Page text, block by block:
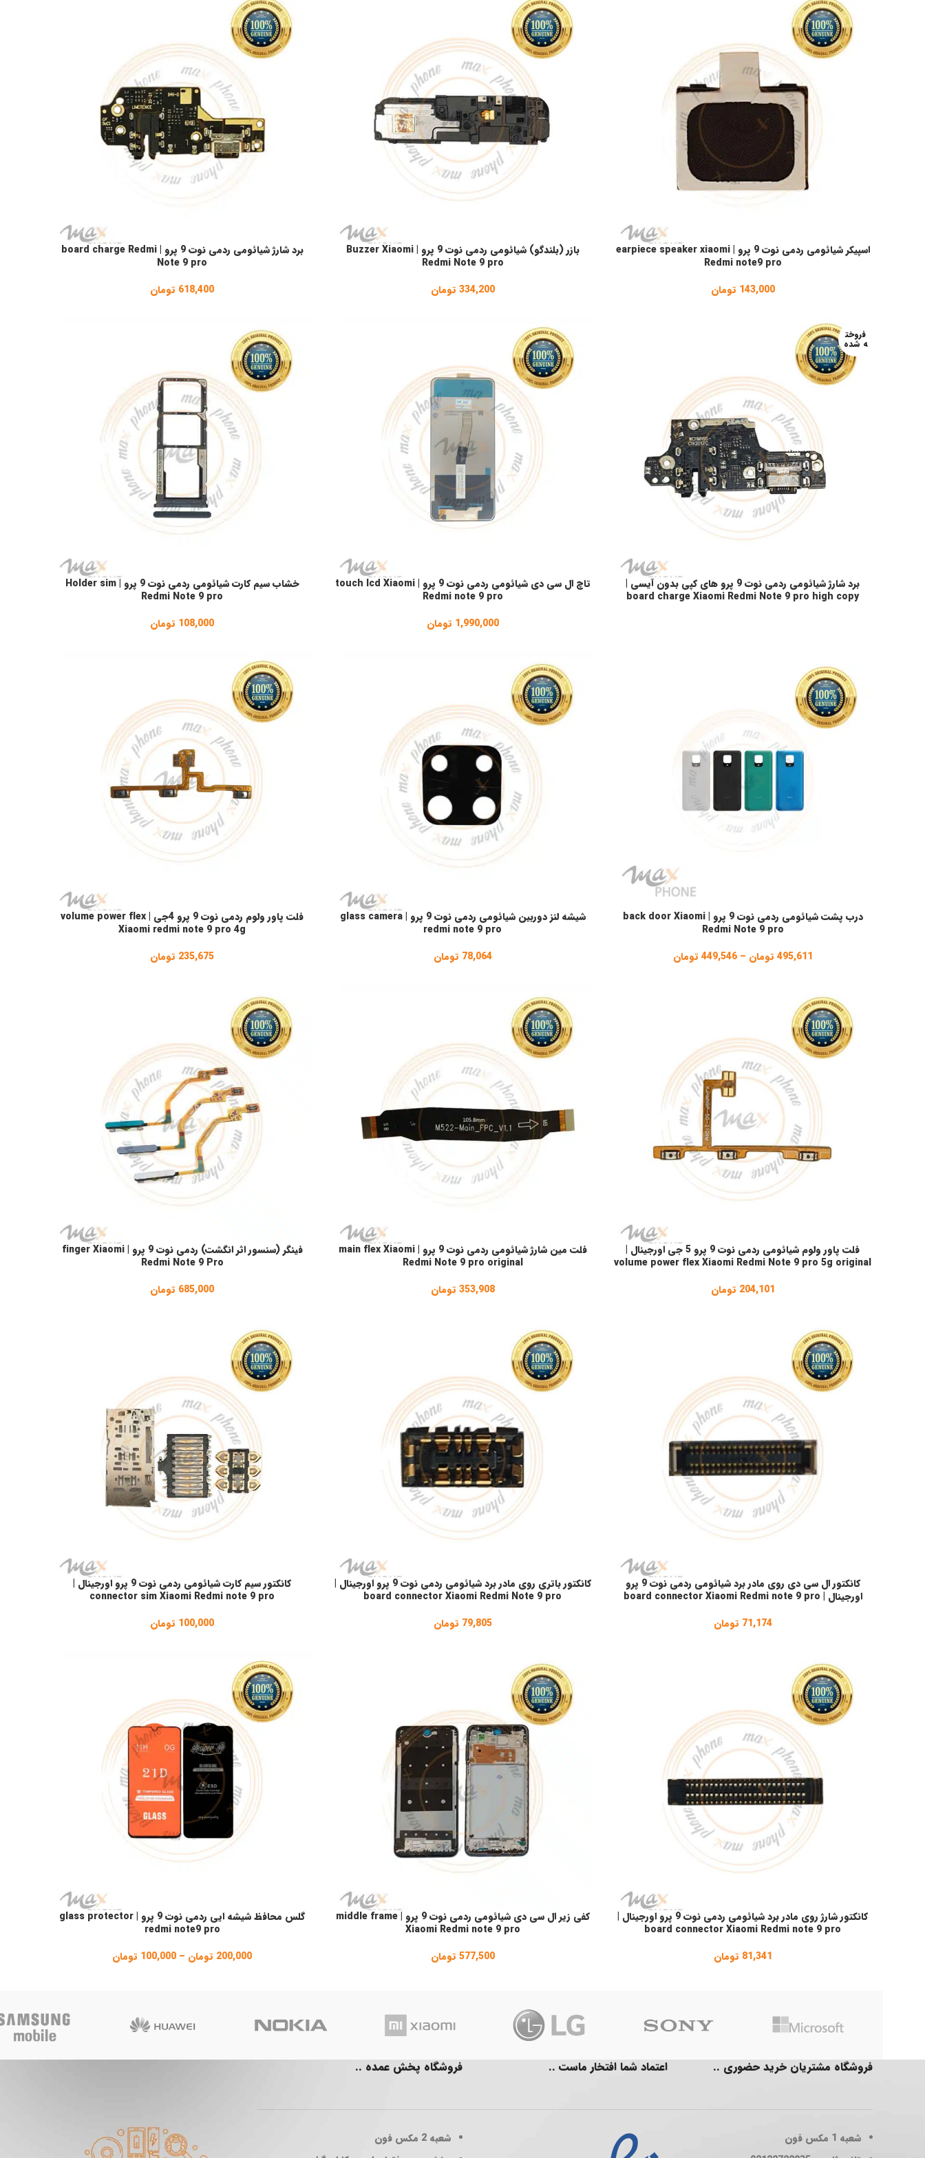
افزودن به سبد خرید
اسپیکر شیائومی ردمی نوت 9 پرو | earpiece speaker xiaomi
Redmi note9 pro
143,000 تومان
افزودن به سبد خرید
بازر (بلندگو) شیائومی ردمی نوت 9 پرو | Buzzer Xiaomi
Redmi Note 9 pro
334,200 تومان
افزودن به سبد خرید
برد شارژ شیائومی ردمی نوت 9 پرو | board charge Redmi
Note 9 pro
618,400 تومان
فروخت
ه شده
اطلاعات بیشتر
برد شارژ شیائومی ردمی نوت 9 پرو های کپی بدون آیسی |
board charge Xiaomi Redmi Note 9 pro high copy
انتخاب گزینه ها
تاچ ال سی دی شیائومی ردمی نوت 9 پرو | touch lcd Xiaomi
Redmi note 9 pro
1,990,000 تومان
انتخاب گزینه ها
خشاب سیم کارت شیائومی ردمی نوت 9 پرو | Holder sim
Redmi Note 9 pro
108,000 تومان
انتخاب گزینه ها
درب پشت شیائومی ردمی نوت 9 پرو | back door Xiaomi
Redmi Note 9 pro
495,611 تومان –
449,546 تومان
افزودن به سبد خرید
شیشه لنز دوربین شیائومی ردمی نوت 9 پرو | glass camera
redmi note 9 pro
78,064 تومان
افزودن به سبد خرید
فلت پاور ولوم ردمی نوت 9 پرو 4جی | volume power flex
Xiaomi redmi note 9 pro 4g
235,675 تومان
افزودن به سبد خرید
فلت پاور ولوم شیائومی ردمی نوت 9 پرو 5 جی اورجینال |
volume power flex Xiaomi Redmi Note 9 pro 5g original
204,101 تومان
افزودن به سبد خرید
فلت مین شارژ شیائومی ردمی نوت 9 پرو | main flex Xiaomi
Redmi Note 9 pro original
353,908 تومان
انتخاب گزینه ها
فینگر (سنسور اثر انگشت) ردمی نوت 9 پرو | finger Xiaomi
Redmi Note 9 Pro
685,000 تومان
افزودن به سبد خرید
کانکتور ال سی دی روی مادر برد شیائومی ردمی نوت 9 پرو
اورجینال | board connector Xiaomi Redmi note 9 pro
71,174 تومان
افزودن به سبد خرید
کانکتور باتری روی مادر برد شیائومی ردمی نوت 9 پرو اورجینال |
board connector Xiaomi Redmi Note 9 pro
79,805 تومان
افزودن به سبد خرید
کانکتور سیم کارت شیائومی ردمی نوت 9 پرو اورجینال |
connector sim Xiaomi Redmi note 9 pro
100,000 تومان
افزودن به سبد خرید
کانکتور شارژ روی مادر برد شیائومی ردمی نوت 9 پرو اورجینال |
board connector Xiaomi Redmi note 9 pro
81,341 تومان
انتخاب گزینه ها
کفی زیر ال سی دی شیائومی ردمی نوت 9 پرو | middle frame
Xiaomi Redmi note 9 pro
577,500 تومان
انتخاب گزینه ها
گلس محافظ شیشه ایی ردمی نوت 9 پرو | glass protector
redmi note9 pro
200,000 تومان –
100,000 تومان
فروشگاه مشتریان خرید حضوری ..
شعبه 1
مکس فون
اعتماد شما افتخار ماست .. فروشگاه پخش عمده ..
شعبه 2
مکس فون